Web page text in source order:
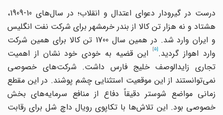
درست در گیرودار دعوای اعتدال و انقلاب؛ در سال‌های 10-1909،
هشتاد و نه هزار تن کالا از بندر خرمشهر برای شرکت نفت انگلیس
و ایران وارد شد. در همین سال 1700 تن کالا برای همین شرکت
وارد اهواز گردید. ا‌ین قضیه به خودی خود نشان از اهمیت
تجاری زاید‌الوصف خلیج فارس داشت. شرکت‌های خصوصی
نمی‌توانستند از این موقعیت استثنایی چشم پوشند. در این مقطع
زمانی مواضع شوستر دقیقاً دفاع از منافع سرمایه‌های بخش
خصوصی بود. این تلاش‌ها با تکاپوی رویال داچ شل برای رقابت